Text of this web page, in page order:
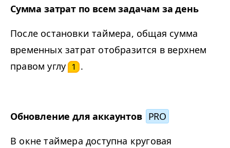
Сумма затрат по всем задачам за день
После остановки таймера, общая сумма
временных затрат отобразится в верхнем
правом углу
1 .
Обновление для аккаунтов PRO
В окне таймера доступна круговая